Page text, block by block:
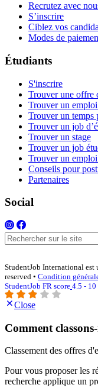
Recrutez avec
S’inscrire
Ciblez vos
Modes de
Étudiants
S'inscrire
Trouver une offre
Trouver un
Trouver un temps
Trouver un job
Trouver un stage
Trouver un job
Trouver un
Conseils pour
Partenaires
Social
StudentJob International
reserved • Condition
StudentJob FR score 4.5 - 10
Close
Comment
Classement des offres
Pour vous proposer les
recherche applique un